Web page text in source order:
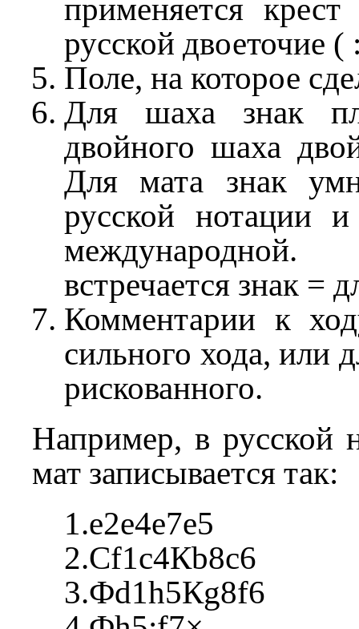
применяется
русской двоеточие (
Поле, на которое
Для шаха знак
двойного шаха
Для мата знак
русской нотации
встречается знак =
Комментарии к
сильного хода, или
рискованного.
Например, в русской
мат записывается так:
1.e2e4e7e5
2.Сf1c4Кb8c6
3.Фd1h5Кg8f6